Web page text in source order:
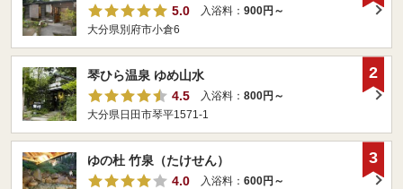
5.0
入浴料： 900円～
大分県別府市小倉6
琴ひら温泉 ゆめ山水
4.5
入浴料： 800円～
大分県日田市琴平1571-1
2
ゆの杜 竹泉（たけせん）
4.0
入浴料： 600円～
3